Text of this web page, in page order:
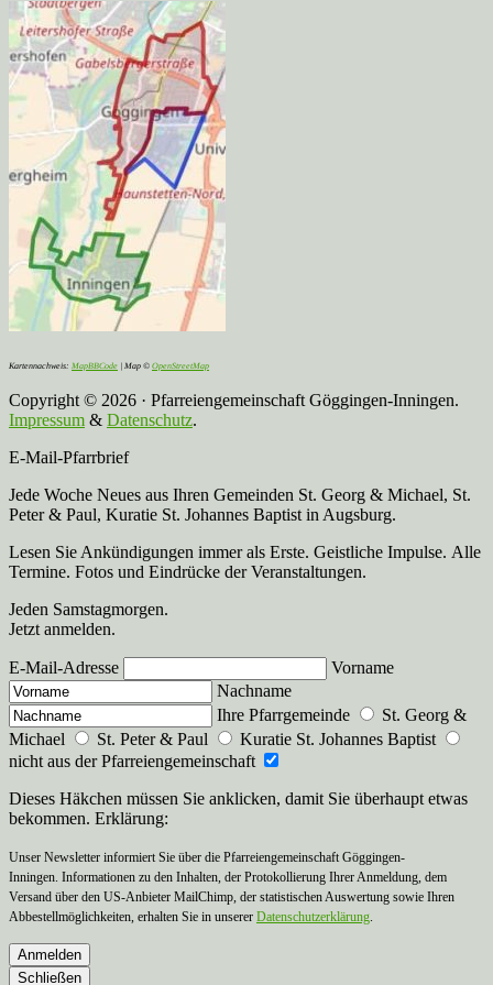
Kartennachweis: MapBBCode | Map © OpenStreetMap
Copyright © 2026 · Pfarreiengemeinschaft Göggingen-Inningen.
Impressum & Datenschutz.
E-Mail-Pfarrbrief
Jede Woche Neues aus Ihren Gemeinden St. Georg & Michael, St.
Peter & Paul, Kuratie St. Johannes Baptist in Augsburg.
Lesen Sie Ankündigungen immer als Erste. Geistliche Impulse. Alle
Termine. Fotos und Eindrücke der Veranstaltungen.
Jeden Samstagmorgen.
Jetzt anmelden.
E-Mail-Adresse
Vorname
Nachname
Ihre Pfarrgemeinde
St. Georg &
Michael
St. Peter & Paul
Kuratie St. Johannes Baptist
nicht aus der Pfarreiengemeinschaft
Dieses Häkchen müssen Sie anklicken, damit Sie überhaupt etwas
bekommen. Erklärung:
Unser Newsletter informiert Sie über die Pfarreiengemeinschaft Göggingen-
Inningen. Informationen zu den Inhalten, der Protokollierung Ihrer Anmeldung, dem
Versand über den US-Anbieter MailChimp, der statistischen Auswertung sowie Ihren
Abbestellmöglichkeiten, erhalten Sie in unserer Datenschutzerklärung
Anmelden
Schließen